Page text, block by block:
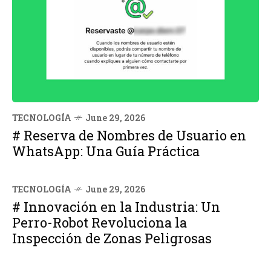
TECNOLOGÍA June 29, 2026
# Reserva de Nombres de Usuario en
WhatsApp: Una Guía Práctica
TECNOLOGÍA June 29, 2026
# Innovación en la Industria: Un
Perro-Robot Revoluciona la
Inspección de Zonas Peligrosas